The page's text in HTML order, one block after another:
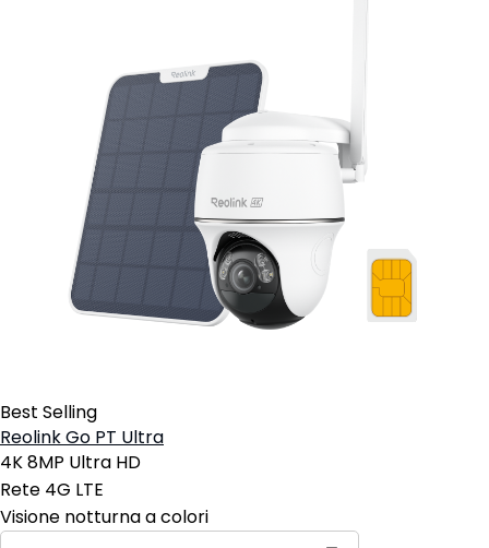
Best Selling
Reolink Go PT Ultra
4K 8MP Ultra HD
Rete 4G LTE
Visione notturna a colori